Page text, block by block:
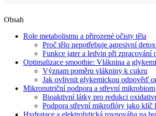
Obsah
Role metabolismu a přirozené očisty těla
Proč tělo nepotřebuje agresivní
Funkce jater a ledvin při zpracování
Optimalizace smoothie: Vláknina a
Význam poměru vlákniny k cukru
Jak ovlivnit glykemickou odpověď
Mikronutriční podpora a střevní mikrobiom
Bioaktivní látky pro redukci
Podpora střevní mikroflóry jako klíč
Hydratace a elektrolytická rovnováha na